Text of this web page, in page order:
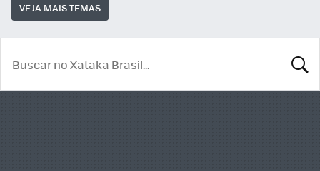
VEJA MAIS TEMAS